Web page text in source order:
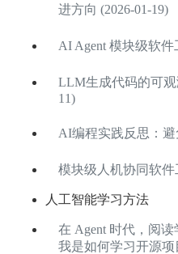
进方向 (2026-01-19)
AI Agent 模块级软件
LLM生成代码的可观
11)
AI编程实践反思：避
模块级人机协同软件
人工智能学习方法
在 Agent 时代，阅
我是如何学习开源项